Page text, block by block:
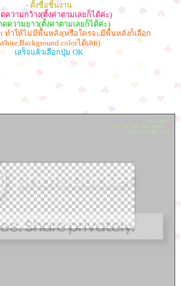
- ตั้งชื่อชิ้นงาน
ความกว้าง(ตั้งค่าตามเลยก็ได้ค่ะ)
ความยาว(ตั้งค่าตามเลยก็ได้ค่ะ)
ทำให้ไม่มีพื้นหลัง(หรือใครจะมีพื้นหลังก็เลือก
colorได้เลย)
เสร็จแล้วเลือกปุ่ม OK